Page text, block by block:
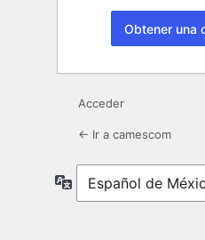
Acceder
← Ir a camescom
Idioma